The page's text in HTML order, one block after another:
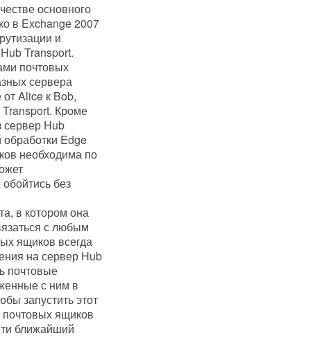
основного
в Exchange 2007
и
Transport.
почтовых
сервера
Alice к Bob,
Кроме
сервер Hub
Edge
необходима по
без
в котором она
с любым
ящиков всегда
на сервер Hub
почтовые
с ним в
запустить этот
ящиков
ближайший